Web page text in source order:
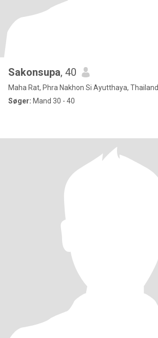
Sakonsupa, 40
Maha Rat, Phra Nakhon Si Ayutthaya, Thailand
Søger: Mand 30 - 40